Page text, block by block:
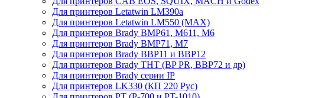
Для принтеров Letatwin LM390a
Для принтеров Letatwin LM550 (MAX)
Для принтеров Brady BMP61, M611, M6
Для принтеров Brady BMP71, M7
Для принтеров Brady BBP11 и BBP12
Для принтеров Brady THT (BP PR, BBP72 и др)
Для принтеров Brady серии IP
Для принтеров LK330 (КП 220 Рус)